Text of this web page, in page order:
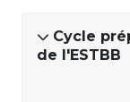
Cycle
de l'ESTBB